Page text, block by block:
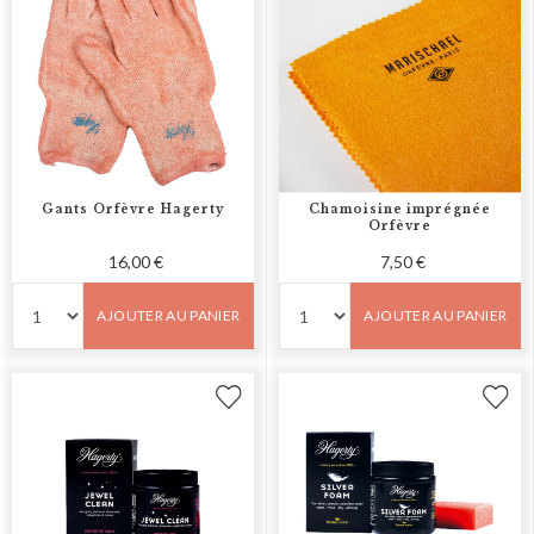
Gants Orfèvre Hagerty
16,00 €
AJOUTER AU PANIER
Chamoisine imprégnée
Orfèvre
7,50 €
AJOUTER AU PANIER